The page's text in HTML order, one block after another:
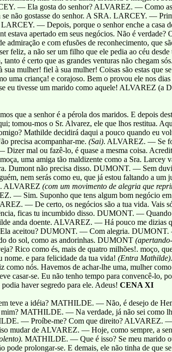
— Ela gosta do senhor? ALVAREZ. — Como as
não gostasse do senhor. A SRA. LARCEY. —
— Depois, porque o senhor enche a casa
estava apertado em seus negócios. Não é
admiração e com efusões de reconhecimento, que
feliz, a não ser um filho que ele pedia ao céu
tanto é certo que as grandes venturas não chegam
mulher! fiel à sua mulher! Coisas são estas que
uma criança! e corajoso. Bem o provou ele nos
eu tivesse um marido como aquele! ALVAREZ (a
que a senhor é a pérola dos maridos. E depois
tomou-mos o Sr. Alvarez, ele que lhos restitua.
Mathilde decidirá daqui a pouco quando eu
precisa acompanhar-me. (Sai). ALVAREZ. — Se
mal ou fazê-lo, é quase a mesma coisa.
uma amiga tão maldizente como a Sra. Larcey
Dumont não precisa disso. DUMONT. — Sem
nem serás como eu, que já estou faltando a
ALVAREZ (com um movimento de alegria que
— Sim. Suponho que tens algum bom negócio
— De certo, os negócios são a tua vida. Vais
ficas tu incumbido disso. DUMONT. —
anda doente. ALVAREZ. — Há pouco me dizias
aceitou? DUMONT. — Com alegria.
do sol, como as andorinhas. DUMONT
Rico como és, mais de quatro milhões!. moço,
e para felicidade da tua vida! (Entra Mathilde).
como nós. Havemos de achar-lhe uma, mulher
casar-se. Eu não tenho tempo para convencê-lo,
haver segredo para ele. Adeus! CENA XI
teve a idéia? MATHILDE. — Não, é desejo de
mim? MATHILDE. — Na verdade, já não sei como
— Proíbe-me? Com que direito? ALVAREZ.
mudar de ALVAREZ. — Hoje, como sempre, a
MATHILDE. — Que é isso? Se meu marido
pode prolongar-se. E demais, ele não tinha de que